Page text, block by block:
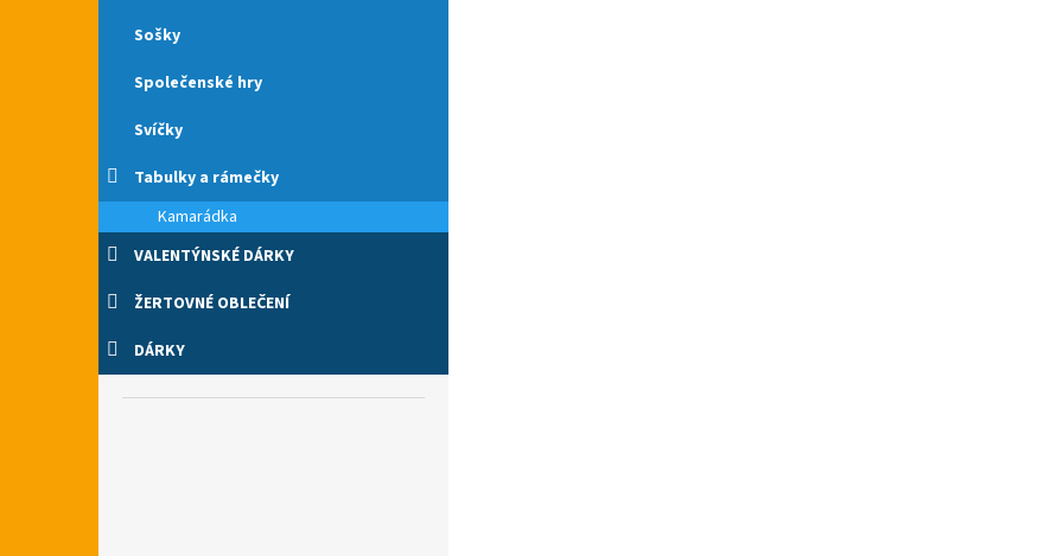
Sošky
Společenské hry
Svíčky
Tabulky a rámečky
Kamarádka
VALENTÝNSKÉ DÁRKY
ŽERTOVNÉ OBLEČENÍ
DÁRKY